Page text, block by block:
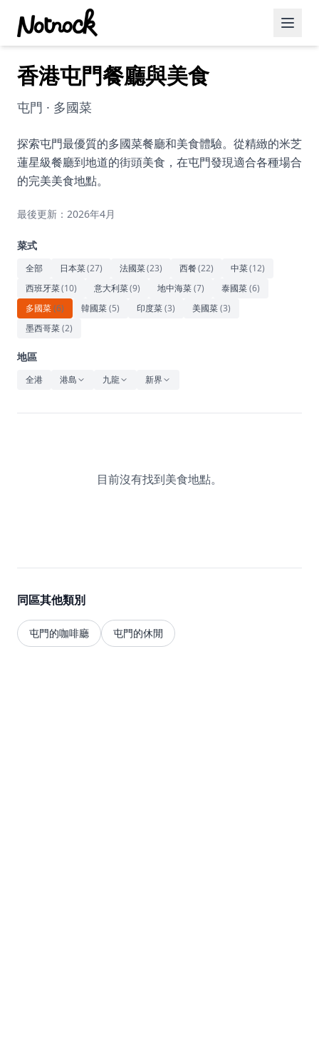
精選活動
博客文章
約會好去處
美食佳餚
藝術文化
休閒
音樂
香港屯門餐廳與美食
屯門 · 多國菜
探索屯門最優質的多國菜餐廳和美食體驗。從精緻的米芝
蓮星級餐廳到地道的街頭美食，在屯門發現適合各種場合
的完美美食地點。
最後更新：2026年4月
菜式
全部 日本菜(27) 法國菜(23) 西餐(22) 中菜(12)
西班牙菜(10) 意大利菜(9) 地中海菜(7) 泰國菜(6)
多國菜(6) 韓國菜(5) 印度菜(3) 美國菜(3)
墨西哥菜(2)
地區
全港 港島 九龍 新界
目前沒有找到美食地點。
同區其他類別
屯門的咖啡廳 屯門的休閒